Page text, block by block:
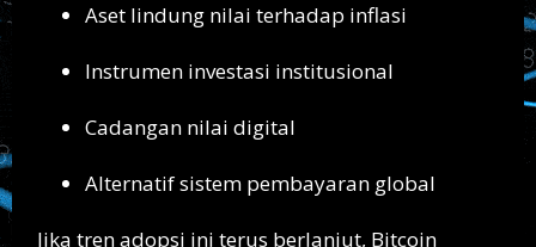
Aset lindung nilai terhadap inflasi
Instrumen investasi institusional
Cadangan nilai digital
Alternatif sistem pembayaran global
Jika tren adopsi ini terus berlanjut, Bitcoin